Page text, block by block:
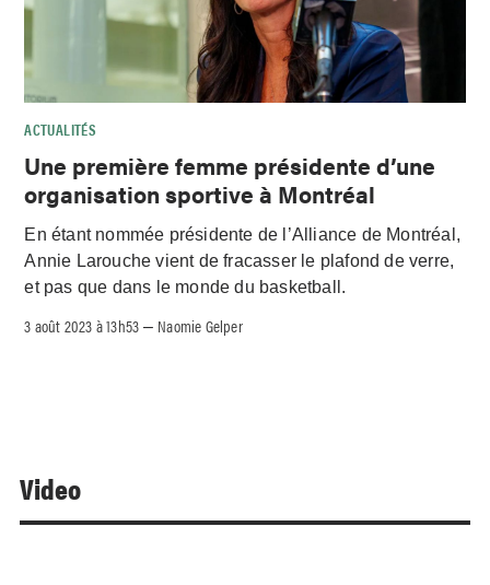
ACTUALITÉS
Une première femme présidente d’une
organisation sportive à Montréal
En étant nommée présidente de l’Alliance de Montréal,
Annie Larouche vient de fracasser le plafond de verre,
et pas que dans le monde du basketball.
3 août 2023 à 13h53 – Naomie Gelper
Video